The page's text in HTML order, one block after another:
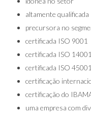
altamente qualificada
precursora no
certificada ISO 9001
certificada ISO 14001
certificada ISO 45001
certificação
certificação do
uma empresa com